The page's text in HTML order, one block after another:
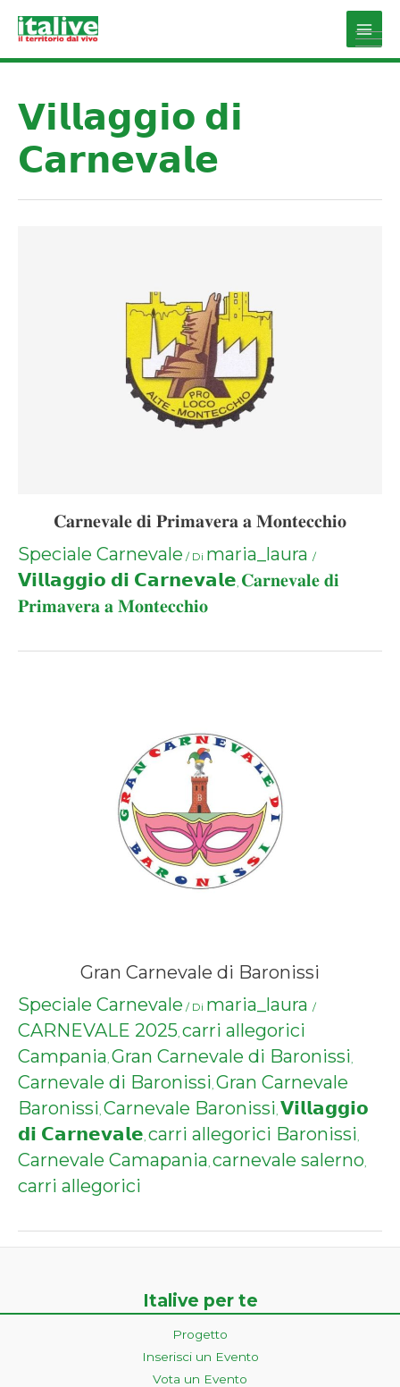
Main
𝗩𝗶𝗹𝗹𝗮𝗴𝗴𝗶𝗼 𝗱𝗶
𝗖𝗮𝗿𝗻𝗲𝘃𝗮𝗹𝗲
𝐂𝐚𝐫𝐧𝐞𝐯𝐚𝐥𝐞 𝐝𝐢 𝐏𝐫𝐢𝐦𝐚𝐯𝐞𝐫𝐚 𝐚 𝐌𝐨𝐧𝐭𝐞𝐜𝐜𝐡𝐢𝐨
Speciale Carnevale / Di maria_laura /
𝗩𝗶𝗹𝗹𝗮𝗴𝗴𝗶𝗼 𝗱𝗶 𝗖𝗮𝗿𝗻𝗲𝘃𝗮𝗹𝗲, 𝐂𝐚𝐫𝐧𝐞𝐯𝐚𝐥𝐞 𝐝𝐢
𝐏𝐫𝐢𝐦𝐚𝐯𝐞𝐫𝐚 𝐚 𝐌𝐨𝐧𝐭𝐞𝐜𝐜𝐡𝐢𝐨
Gran Carnevale di Baronissi
Speciale Carnevale / Di maria_laura /
CARNEVALE 2025, carri allegorici
Campania, Gran Carnevale di Baronissi,
Carnevale di Baronissi, Gran Carnevale
Baronissi, Carnevale Baronissi, 𝗩𝗶𝗹𝗹𝗮𝗴𝗴𝗶𝗼
𝗱𝗶 𝗖𝗮𝗿𝗻𝗲𝘃𝗮𝗹𝗲, carri allegorici Baronissi,
Carnevale Camapania, carnevale salerno,
carri allegorici
Italive per te
Progetto
Inserisci un Evento
Vota un Evento